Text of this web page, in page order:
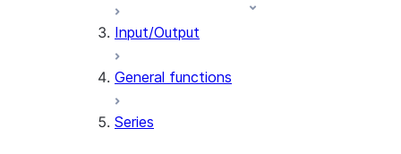
Input/Output
General functions
Series